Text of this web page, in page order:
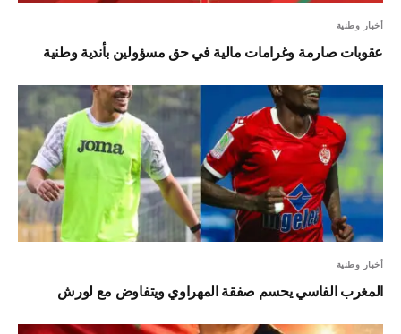
أخبار وطنية
عقوبات صارمة وغرامات مالية في حق مسؤولين بأندية وطنية
أخبار وطنية
المغرب الفاسي يحسم صفقة المهراوي ويتفاوض مع لورش